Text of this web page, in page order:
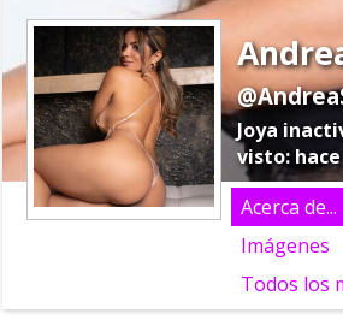
Joya
visto:
Acerca de...
Imágenes
Todos los